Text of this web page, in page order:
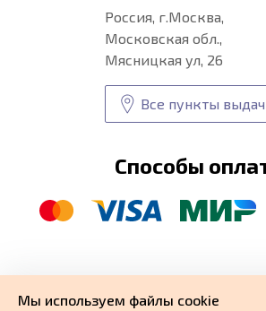
Россия, г.Москва,
Московская обл.,
Мясницкая ул, 26
Все пункты
Способы
автоковрики
Мы используем файлы cookie